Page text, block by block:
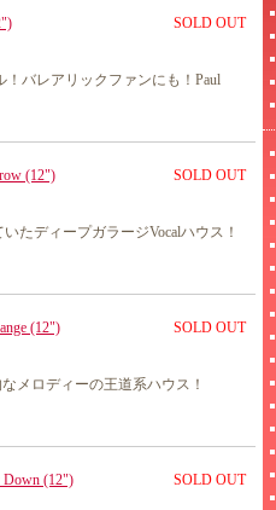
SOLD OUT
！バレアリックファンにも！Paul
(12") SOLD OUT
たディープガラージVocalハウス！
(12") SOLD OUT
メロディーの王道系ハウス！
Down (12") SOLD OUT